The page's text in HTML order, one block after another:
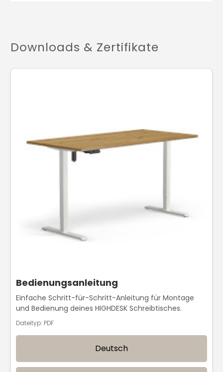
Downloads & Zertifikate
Bedienungsanleitung
Einfache Schritt-für-Schritt-Anleitung für Montage
und Bedienung deines HIGHDESK Schreibtisches.
Dateityp: PDF
Deutsch